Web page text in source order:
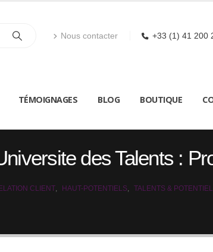
Nous contacter +33 (1) 41 200
TÉMOIGNAGES BLOG BOUTIQUE
des Talents :
CLIENT HAUT-POTENTIELS TALENTS &